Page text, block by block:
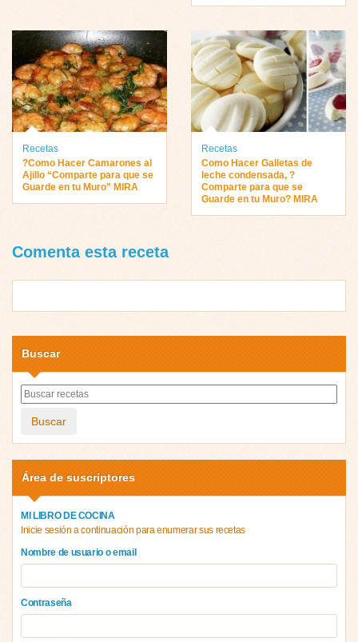
Recetas
?Como Hacer Camarones al
Ajillo “Comparte para que se
Guarde en tu Muro” MIRA
Recetas
Como Hacer Galletas de
leche condensada, ?
Comparte para que se
Guarde en tu Muro? MIRA
Comenta esta receta
Buscar
Buscar
Área de suscriptores
MI LIBRO DE COCINA
Inicie sesión a continuación para enumerar sus recetas
Nombre de usuario o email
Contraseña